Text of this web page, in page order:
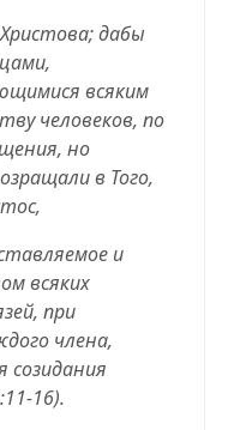
дабы
всяким
человеков, по
но
в Того,
и
всяких
при
члена,
созидания
16).